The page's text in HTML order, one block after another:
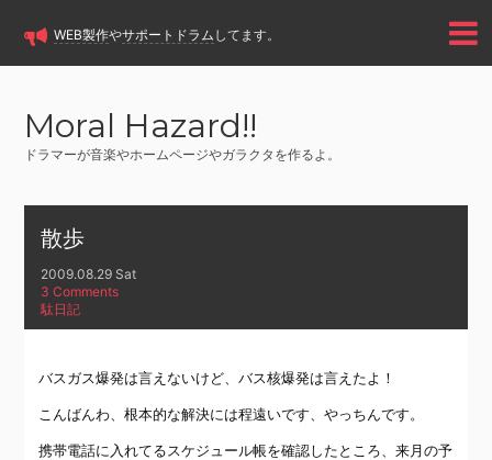
WEB製作やサポートドラム してます。
Moral Hazard!!
ドラマーが音楽やホームページやガラクタを作るよ。
散歩
2009.08.29 Sat
3 Comments
駄日記
バスガス爆発は言えないけど、バス核爆発は言えたよ！
こんばんわ、根本的な解決には程遠いです、やっちんです。
携帯電話に入れてるスケジュール帳を確認したところ、来月の予